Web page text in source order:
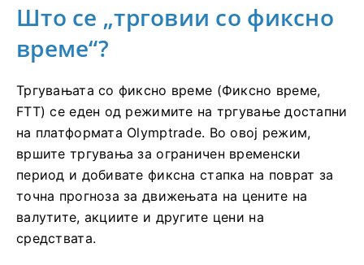
Што се „трговии со фиксно
време“?
Тргувањата со фиксно време (Фиксно време,
FTT) се еден од режимите на тргување достапни
на платформата Olymptrade. Во овој режим,
вршите тргувања за ограничен временски
период и добивате фиксна стапка на поврат за
точна прогноза за движењата на цените на
валутите, акциите и другите цени на
средствата.